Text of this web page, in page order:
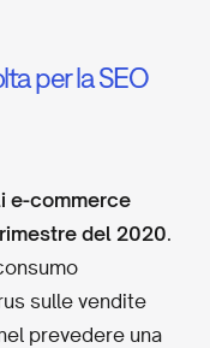
per la SEO
e-commerce
del 2020.
sulle vendite
prevedere una